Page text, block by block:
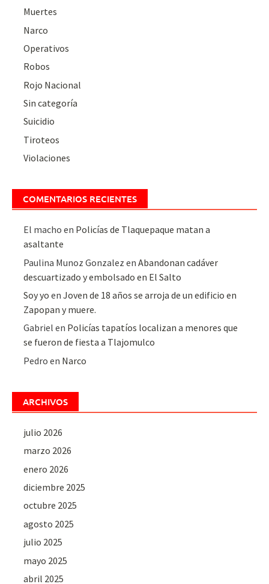
Muertes
Narco
Operativos
Robos
Rojo Nacional
Sin categoría
Suicidio
Tiroteos
Violaciones
COMENTARIOS RECIENTES
El macho en Policías de Tlaquepaque matan a
asaltante
Paulina Munoz Gonzalez enAbandonan cadáver
descuartizado y embolsado en El Salto
Soy yo enJoven de 18 años se arroja de un edificio en
Zapopan y muere.
Gabriel en Policías tapatíos localizan a menores que
se fueron de fiesta a Tlajomulco
Pedro en Narco
ARCHIVOS
julio 2026
marzo 2026
enero 2026
diciembre 2025
octubre 2025
agosto 2025
julio 2025
mayo 2025
abril 2025